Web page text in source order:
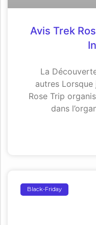
Avis Trek
La
autres Lorsque
Rose Trip
dans
Black-Friday